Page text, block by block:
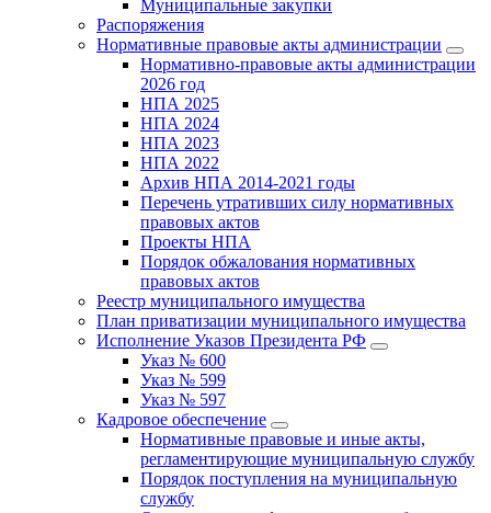
Муниципальные закупки
Распоряжения
Нормативные правовые акты администрации
Нормативно-правовые акты администрации
2026 год
НПА 2025
НПА 2024
НПА 2023
НПА 2022
Архив НПА 2014-2021 годы
Перечень утративших силу нормативных
правовых актов
Проекты НПА
Порядок обжалования нормативных
правовых актов
Реестр муниципального имущества
План приватизации муниципального имущества
Исполнение Указов Президента РФ
Указ № 600
Указ № 599
Указ № 597
Кадровое обеспечение
Нормативные правовые и иные акты,
регламентирующие муниципальную службу
Порядок поступления на муниципальную
службу